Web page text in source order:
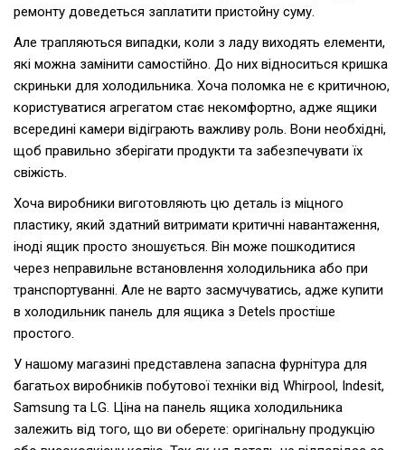
ремонту доведеться заплатити пристойну суму.
Але трапляються випадки, коли з ладу виходять елементи,
які можна замінити самостійно. До них відноситься кришка
скриньки для холодильника. Хоча поломка не є критичною,
користуватися агрегатом стає некомфортно, адже ящики
всередині камери відіграють важливу роль. Вони необхідні,
щоб правильно зберігати продукти та забезпечувати їх
свіжість.
Хоча виробники виготовляють цю деталь із міцного
пластику, який здатний витримати критичні навантаження,
іноді ящик просто зношується. Він може пошкодитися
через неправильне встановлення холодильника або при
транспортуванні. Але не варто засмучуватись, адже купити
в холодильник панель для ящика з Detels простіше
простого.
У нашому магазині представлена ​​запасна фурнітура для
багатьох виробників побутової техніки від Whirpool, Indesit,
Samsung та LG. Ціна на панель ящика холодильника
залежить від того, що ви оберете: оригінальну продукцію